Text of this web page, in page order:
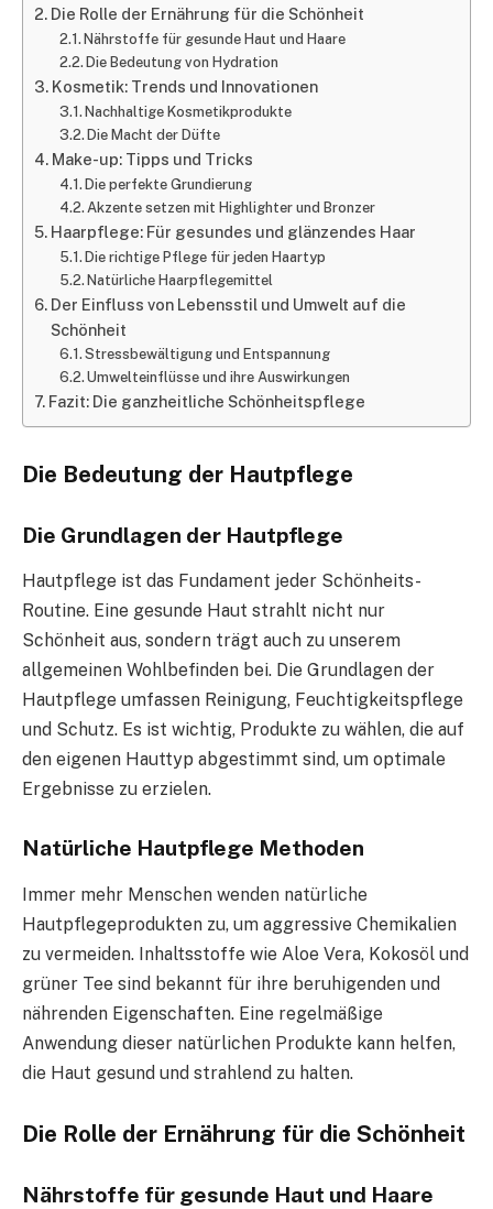
Die Rolle der Ernährung für die Schönheit
Nährstoffe für gesunde Haut und Haare
Die Bedeutung von Hydration
Kosmetik: Trends und Innovationen
Nachhaltige Kosmetikprodukte
Die Macht der Düfte
Make-up: Tipps und Tricks
Die perfekte Grundierung
Akzente setzen mit Highlighter und Bronzer
Haarpflege: Für gesundes und glänzendes Haar
Die richtige Pflege für jeden Haartyp
Natürliche Haarpflegemittel
Der Einfluss von Lebensstil und Umwelt auf die
Schönheit
Stressbewältigung und Entspannung
Umwelteinflüsse und ihre Auswirkungen
Fazit: Die ganzheitliche Schönheitspflege
Die Bedeutung der Hautpflege
Die Grundlagen der Hautpflege
Hautpflege ist das Fundament jeder Schönheits-
Routine. Eine gesunde Haut strahlt nicht nur
Schönheit aus, sondern trägt auch zu unserem
allgemeinen Wohlbefinden bei. Die Grundlagen der
Hautpflege umfassen Reinigung, Feuchtigkeitspflege
und Schutz. Es ist wichtig, Produkte zu wählen, die auf
den eigenen Hauttyp abgestimmt sind, um optimale
Ergebnisse zu erzielen.
Natürliche Hautpflege Methoden
Immer mehr Menschen wenden natürliche
Hautpflegeprodukten zu, um aggressive Chemikalien
zu vermeiden. Inhaltsstoffe wie Aloe Vera, Kokosöl und
grüner Tee sind bekannt für ihre beruhigenden und
nährenden Eigenschaften. Eine regelmäßige
Anwendung dieser natürlichen Produkte kann helfen,
die Haut gesund und strahlend zu halten.
Die Rolle der Ernährung für die Schönheit
Nährstoffe für gesunde Haut und Haare